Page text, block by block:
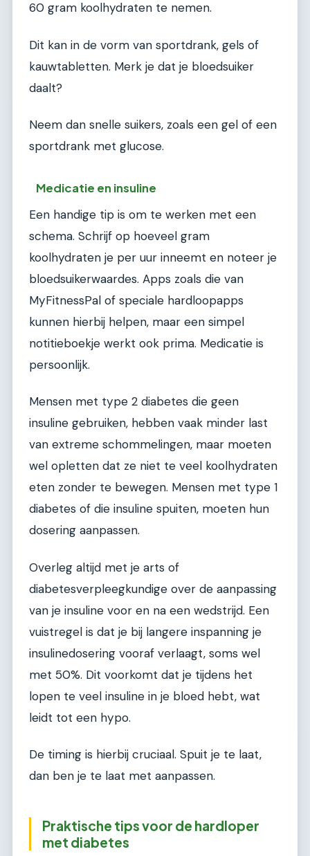
60 gram koolhydraten te nemen.
Dit kan in de vorm van sportdrank, gels of
kauwtabletten. Merk je dat je bloedsuiker
daalt?
Neem dan snelle suikers, zoals een gel of een
sportdrank met glucose.
Medicatie en insuline
Een handige tip is om te werken met een
schema. Schrijf op hoeveel gram
koolhydraten je per uur inneemt en noteer je
bloedsuikerwaardes. Apps zoals die van
MyFitnessPal of speciale hardloopapps
kunnen hierbij helpen, maar een simpel
notitieboekje werkt ook prima. Medicatie is
persoonlijk.
Mensen met type 2 diabetes die geen
insuline gebruiken, hebben vaak minder last
van extreme schommelingen, maar moeten
wel opletten dat ze niet te veel koolhydraten
eten zonder te bewegen. Mensen met type 1
diabetes of die insuline spuiten, moeten hun
dosering aanpassen.
Overleg altijd met je arts of
diabetesverpleegkundige over de aanpassing
van je insuline voor en na een wedstrijd. Een
vuistregel is dat je bij langere inspanning je
insulinedosering vooraf verlaagt, soms wel
met 50%. Dit voorkomt dat je tijdens het
lopen te veel insuline in je bloed hebt, wat
leidt tot een hypo.
De timing is hierbij cruciaal. Spuit je te laat,
dan ben je te laat met aanpassen.
Praktische tips voor de hardloper
met diabetes